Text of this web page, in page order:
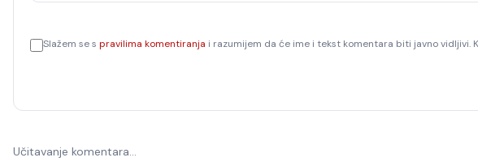
Slažem se s pravilima komentiranja i razumijem da će ime i tekst komentara biti javno vidljivi.
Učitavanje komentara…